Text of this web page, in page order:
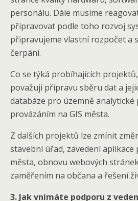
personálu. Dále musíme
připravovat podle toho rozvoj
připravujeme vlastní rozpočet a
čerpání.
Co se týká probíhajících
považuji přípravu sběru dat a
databáze pro územně analytické
provázáním na GIS města.
Z dalších projektů lze zmínit
stavební úřad, zavedení
města, obnovu webových
zaměřením na občana a řešení
3. Jak vnímáte podporu z